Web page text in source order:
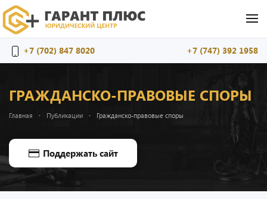
+7 (702) 847 8020 +7 (747) 392 1958
ГРАЖДАНСКО-ПРАВОВЫЕ СПОРЫ
Главная Публикации Гражданско-правовые споры
Поддержать сайт